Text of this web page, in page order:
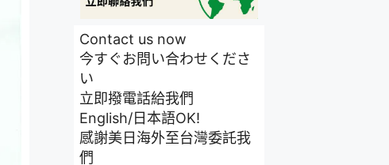
Contact us now
今すぐお問い合わせくださ
い
立即撥電話給我們
English/日本語OK!
感謝美日海外至台灣委託我
們